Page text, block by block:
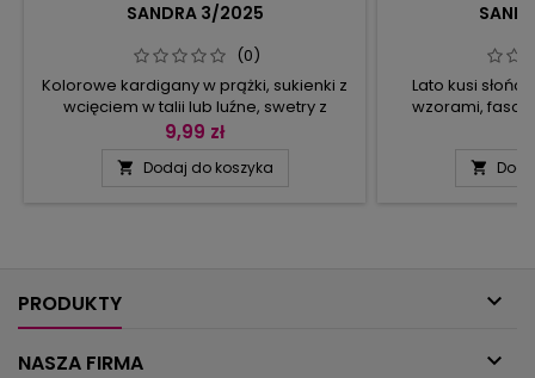
SANDRA 3/2025
(0)
Kolorowe kardigany w prążki, sukienki z
wcięciem w talii lub luźne, swetry z
haftem – to wszystko znajdziecie w
lecie.Wśród prostych splotów z
9,99 zł
 Dodaj do koszyka
Lato kusi
wzorami,
cieniutkie

PRODUKTY 
NASZA FIRMA 